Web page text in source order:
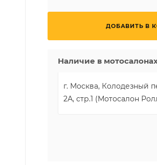
ДОБАВИТЬ В
Наличие в
г. Москва, Колодезный
2А, стр.1 (Мотосалон